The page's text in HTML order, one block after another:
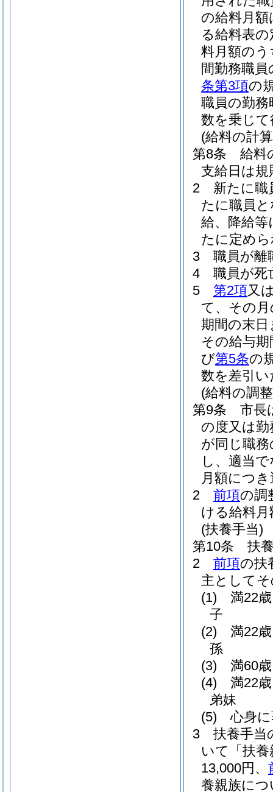
の給料月額
る給料表
料月額のう
間勤務職
条第3項の
職員の勤務
数を乗じ
(給料の計
第8条
給料
支給日は
2
新たに職
たに職員
給、降給
たに定め
3
職員が離
4
職員が死
5
第2項又
て、その
期間の末
その給与
び第5条の
数を差引
(給料の調
第9条
市長
の度又は勤
が同じ職
し、適当
月額につ
2
前項の調
ける給料
(扶養手当)
第10条
扶
2
前項の扶
主として
(1)
満22
子
(2)
満22
孫
(3)
満60
(4)
満22
弟妹
(5)
心身
3
扶養手当
いて「扶
13,000円、
養親族に